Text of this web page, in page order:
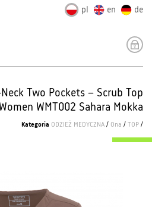
pl en de
Neck Two Pockets – Scrub Top
Women WMT002 Sahara Mokka
Kategoria ODZIEŻ MEDYCZNA / Ona / TOP /